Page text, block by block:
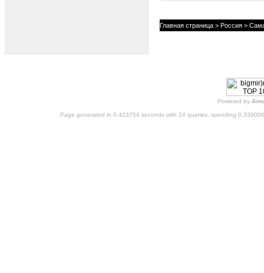
Главная страница > Россия >
Powered by
Page generated in 0.423754 seconds with 24 queries, spending